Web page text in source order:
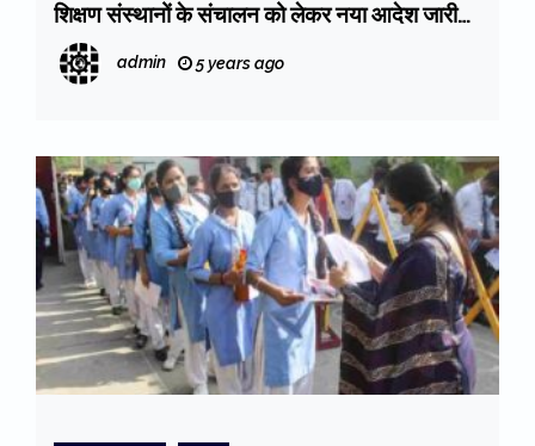
शिक्षण संस्थानों के संचालन को लेकर नया आदेश जारी।
पढ़ें पूरी डिटेल
admin 5 years ago